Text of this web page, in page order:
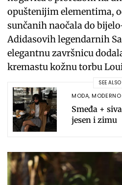
opuštenijim elementima,
sunčanih naočala do
Adidasovih legendarnih
elegantnu završnicu
kremastu kožnu torbu
SEE ALSO
MODA,MODERNO
Smeđa +
jesen i zimu